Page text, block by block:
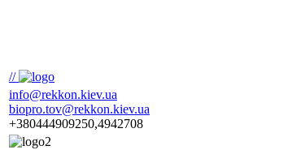
//
info@rekkon.kiev.ua
biopro.tov@rekkon.kiev.ua
+380444909250,4942708